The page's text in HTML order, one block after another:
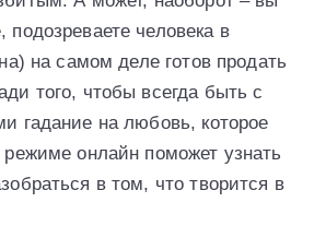
человека в
на самом деле готов продать
того, чтобы всегда быть с
гадание на любовь, которое
онлайн поможет узнать
в том, что творится в